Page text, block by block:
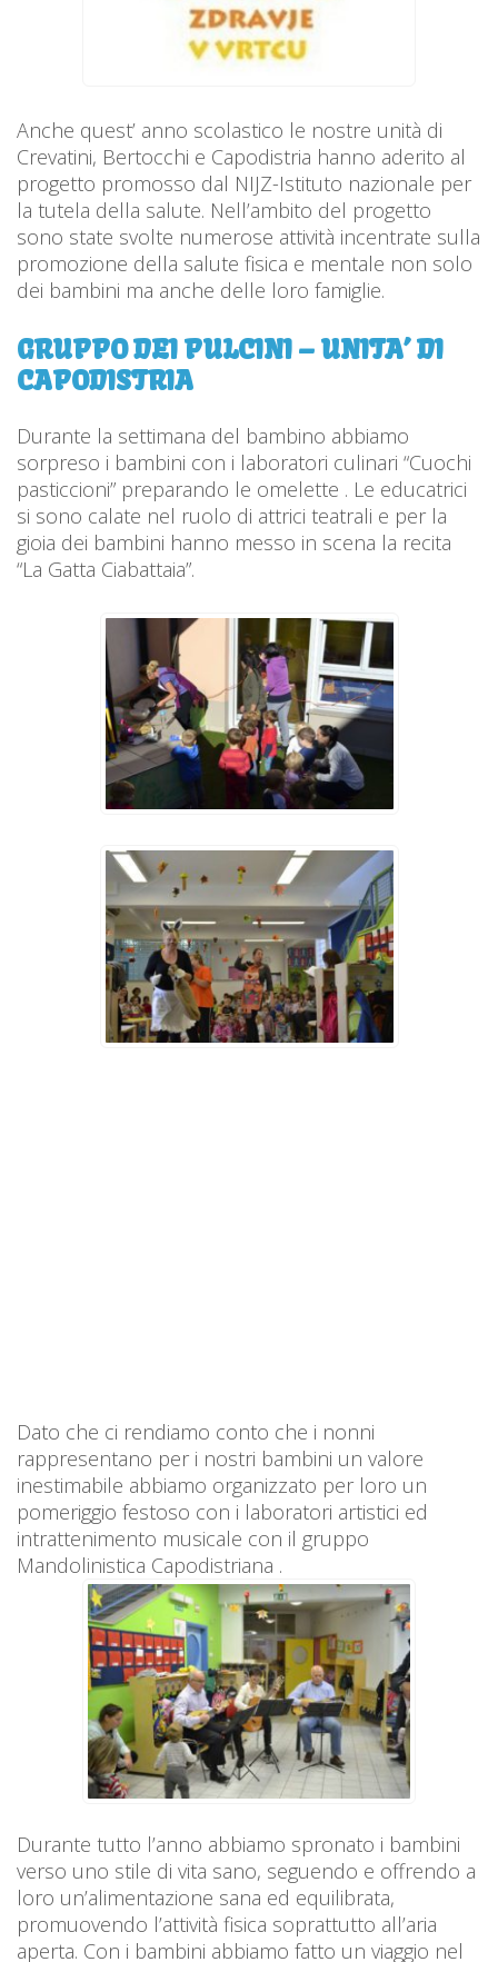
Anche quest’ anno scolastico le nostre unità di
Crevatini, Bertocchi e Capodistria hanno aderito al
progetto promosso dal NIJZ-Istituto nazionale per
la tutela della salute. Nell’ambito del progetto
sono state svolte numerose attività incentrate sulla
promozione della salute fisica e mentale non solo
dei bambini ma anche delle loro famiglie.
GRUPPO DEI PULCINI – UNITA’ DI
CAPODISTRIA
Durante la settimana del bambino abbiamo
sorpreso i bambini con i laboratori culinari “Cuochi
pasticcioni” preparando le omelette . Le educatrici
si sono calate nel ruolo di attrici teatrali e per la
gioia dei bambini hanno messo in scena la recita
“La Gatta Ciabattaia”.
Dato che ci rendiamo conto che i nonni
rappresentano per i nostri bambini un valore
inestimabile abbiamo organizzato per loro un
pomeriggio festoso con i laboratori artistici ed
intrattenimento musicale con il gruppo
Mandolinistica Capodistriana .
Durante tutto l’anno abbiamo spronato i bambini
verso uno stile di vita sano, seguendo e offrendo a
loro un’alimentazione sana ed equilibrata,
promuovendo l’attività fisica soprattutto all’aria
aperta. Con i bambini abbiamo fatto un viaggio nel